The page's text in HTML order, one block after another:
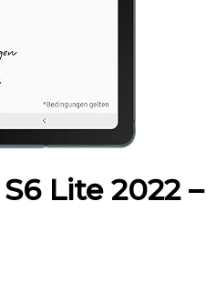
Lite 2022